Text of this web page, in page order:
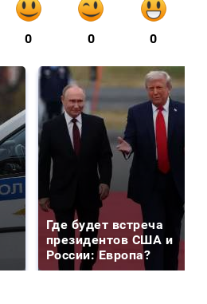
0 0 0
Где будет встреча
президентов США и
России: Европа?